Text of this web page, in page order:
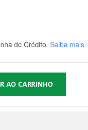
de Crédito. Saiba mais
AO CARRINHO